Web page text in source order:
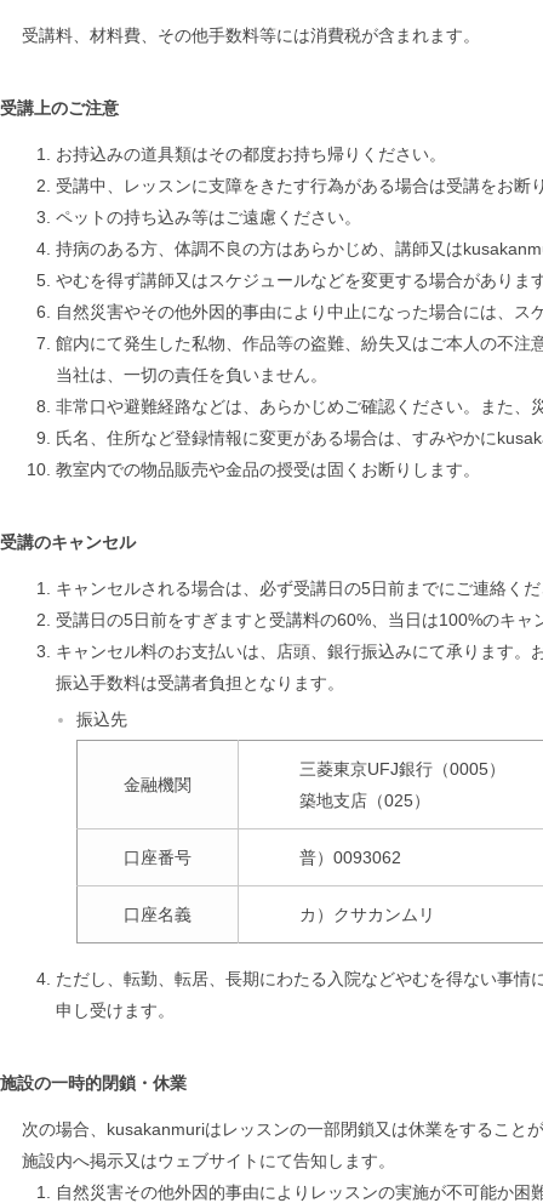
受講料、材料費、その他手数料等には消費税が含まれます。
受講上のご注意
お持込みの道具類はその都度お持ち帰りください。
受講中、レッスンに支障をきたす行為がある場合は受講をお断
ペットの持ち込み等はご遠慮ください。
持病のある方、体調不良の方はあらかじめ、講師又は
やむを得ず講師又はスケジュールなどを変更する場合がありま
自然災害やその他外因的事由により中止になった場合には、
館内にて発生した私物、作品等の盗難、紛失又はご本人の不
当社は、一切の責任を負いません。
非常口や避難経路などは、あらかじめご確認ください。また
氏名、住所など登録情報に変更がある場合は、すみやかに
教室内での物品販売や金品の授受は固くお断りします。
受講のキャンセル
キャンセルされる場合は、必ず受講日の5日前までにご連絡く
受講日の5日前をすぎますと受講料の60%、当日は100%のキ
キャンセル料のお支払いは、店頭、銀行振込みにて承ります
振込手数料は受講者負担となります。
振込先
金融機関
三菱東京UFJ銀行（0005）
築地支店（025）
口座番号 普）0093062
口座名義 カ）クサカンムリ
ただし、転勤、転居、長期にわたる入院などやむを得ない事
申し受けます。
施設の一時的閉鎖・休業
次の場合、kusakanmuriはレッスンの一部閉鎖又は休業をすること
施設内へ掲示又はウェブサイトにて告知します。
自然災害その他外因的事由によりレッスンの実施が不可能か困